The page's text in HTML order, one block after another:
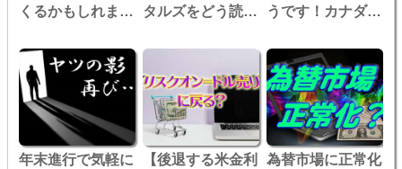
くるかもしれませ
タルズをどう読み
うです！カナダド
は！
年末進行で気軽に
【後退する米金利
為替市場に正常化